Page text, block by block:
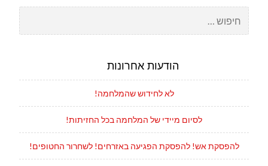
הודעות אחרונות
לא לחידוש שהמלחמה!
לסיום מיידי של המלחמה בכל החזיתות!
להפסקת אש! להפסקת הפגיעה באזרחים! לשחרור החטופים!